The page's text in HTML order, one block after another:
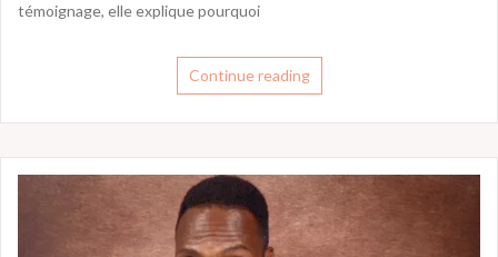
témoignage, elle explique pourquoi
Continue reading